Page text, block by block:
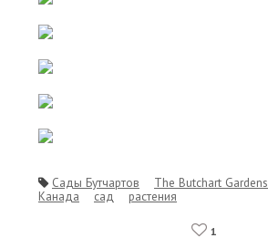
Сады Бутчартов The Butchart Gardens
Канада
сад растения
1